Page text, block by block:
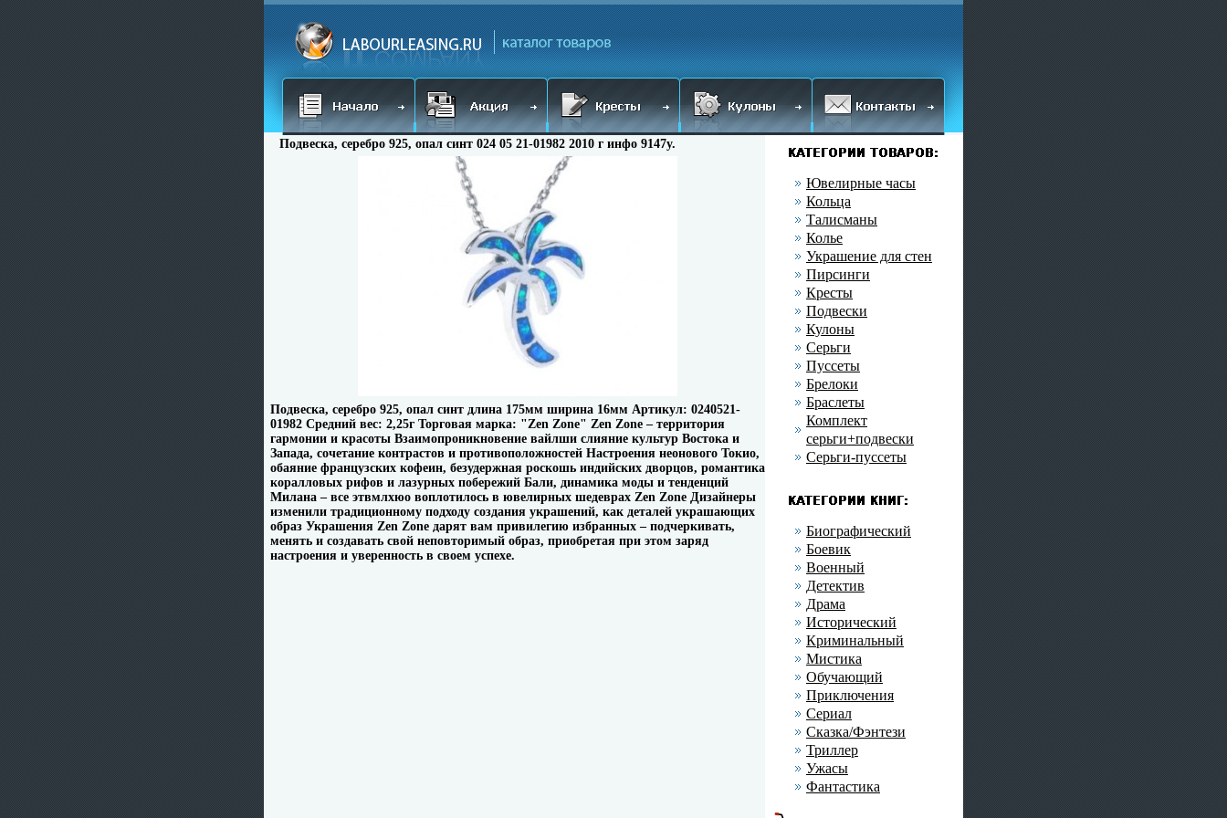
Подвеска, серебро 925, опал синт 024 05 21-01982 2010 г инфо 9147y.
Подвеска, серебро 925, опал синт длина 175мм ширина 16мм Артикул: 0240521-
01982 Средний вес: 2,25г Торговая марка: "Zen Zone" Zen Zone – территория
гармонии и красоты Взаимопроникновение вайлши слияние культур Востока и
Запада, сочетание контрастов и противоположностей Настроения неонового Токио,
обаяние французских кофеин, безудержная роскошь индийских дворцов, романтика
коралловых рифов и лазурных побережий Бали, динамика моды и тенденций
Милана – все этвмлхюо воплотилось в ювелирных шедеврах Zen Zone Дизайнеры
изменили традиционному подходу создания украшений, как деталей украшающих
образ Украшения Zen Zone дарят вам привилегию избранных – подчеркивать,
менять и создавать свой неповторимый образ, приобретая при этом заряд
настроения и уверенность в своем успехе.
Ювелирные часы
Кольца
Талисманы
Колье
Украшение для стен
Пирсинги
Кресты
Подвески
Кулоны
Серьги
Пуссеты
Брелоки
Браслеты
Комплект
серьги+подвески
Серьги-пуссеты
Биографический
Боевик
Военный
Детектив
Драма
Исторический
Криминальный
Мистика
Обучающий
Приключения
Сериал
Сказка/Фэнтези
Триллер
Ужасы
Фантастика